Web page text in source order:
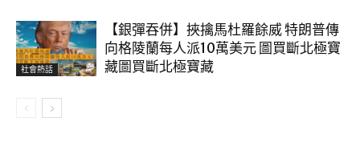
社會熱話
【銀彈吞併】挾擒馬杜羅餘威 特朗普傳
向格陵蘭每人派10萬美元 圖買斷北極寶
藏圖買斷北極寶藏